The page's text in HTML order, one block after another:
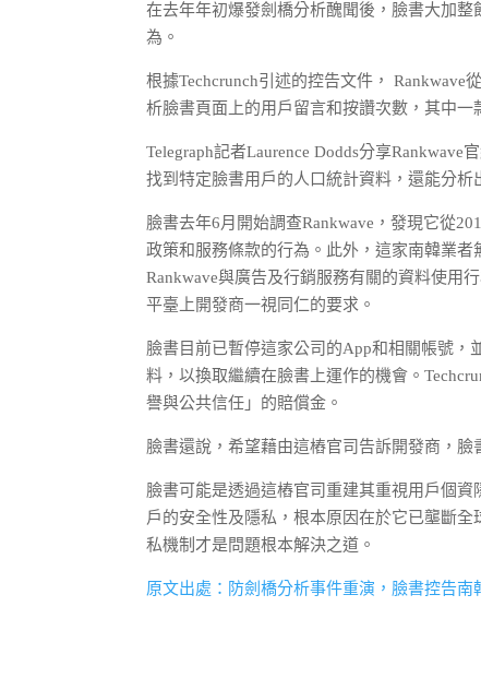
在去年年初爆發劍橋分析醜聞後，臉書大加
為。
根據Techcrunch引述的控告文件，
析臉書頁面上的用戶留言和按讚次數，其中
Telegraph記者Laurence Dodds分享
找到特定臉書用戶的人口統計資料，還能分
臉書去年6月開始調查Rankwave，發現它從
政策和服務條款的行為。此外，這家南韓業
Rankwave與廣告及行銷服務有關的資料使用
平臺上開發商一視同仁的要求。
臉書目前已暫停這家公司的App和相關帳號，
料，以換取繼續在臉書上運作的機會。
譽與公共信任」的賠償金。
臉書還說，希望藉由這樁官司告訴開發商，
臉書可能是透過這樁官司重建其重視用戶個
戶的安全性及隱私，根本原因在於它已壟斷
私機制才是問題根本解決之道。
原文出處：防劍橋分析事件重演，臉書控告南